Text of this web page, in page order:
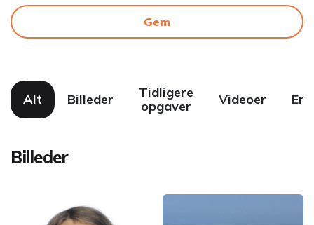
Gem
Alt Billeder
Tidligere
opgaver
Videoer
Billeder